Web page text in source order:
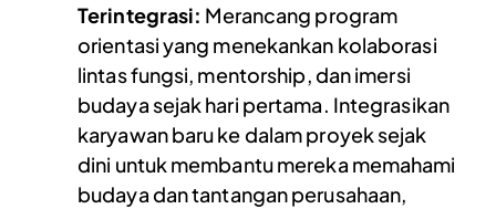
Terintegrasi: Merancang program
orientasi yang menekankan kolaborasi
lintas fungsi, mentorship, dan imersi
budaya sejak hari pertama. Integrasikan
karyawan baru ke dalam proyek sejak
dini untuk membantu mereka memahami
budaya dan tantangan perusahaan,